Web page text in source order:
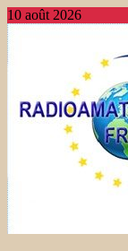
10 août 2026